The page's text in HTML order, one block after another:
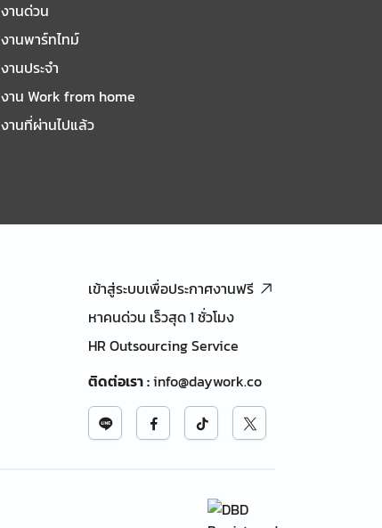
งานด่วน
งานพาร์ทไทม์
งานประจำ
งาน Work from home
งานที่ผ่านไปแล้ว
เข้าสู่ระบบเพื่อประกาศงานฟรี
หาคนด่วน เร็วสุด 1 ชั่วโมง
HR Outsourcing Service
ติดต่อเรา:info@daywork.co